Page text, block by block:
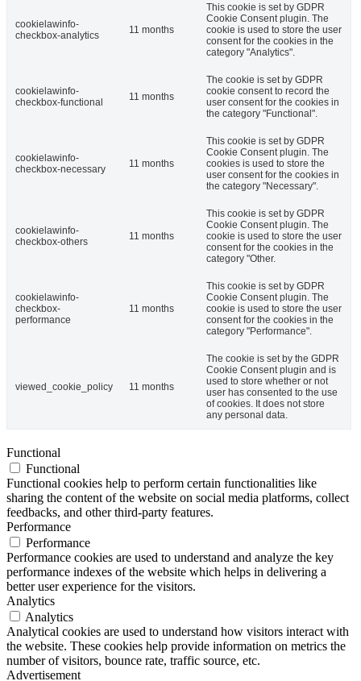
cookielawinfo-
checkbox-analytics
11 months
This cookie is set by GDPR
Cookie Consent plugin. The
cookie is used to store the user
consent for the cookies in the
category "Analytics".
cookielawinfo-
checkbox-functional
11 months
The cookie is set by GDPR
cookie consent to record the
user consent for the cookies in
the category "Functional".
cookielawinfo-
checkbox-necessary
11 months
This cookie is set by GDPR
Cookie Consent plugin. The
cookies is used to store the
user consent for the cookies in
the category "Necessary".
cookielawinfo-
checkbox-others
11 months
This cookie is set by GDPR
Cookie Consent plugin. The
cookie is used to store the user
consent for the cookies in the
category "Other.
cookielawinfo-
checkbox-
performance
11 months
This cookie is set by GDPR
Cookie Consent plugin. The
cookie is used to store the user
consent for the cookies in the
category "Performance".
viewed_cookie_policy 11 months
The cookie is set by the GDPR
Cookie Consent plugin and is
used to store whether or not
user has consented to the use
of cookies. It does not store
any personal data.
Functional
Functional
Functional cookies help to perform certain functionalities like
sharing the content of the website on social media platforms, collect
feedbacks, and other third-party features.
Performance
Performance
Performance cookies are used to understand and analyze the key
performance indexes of the website which helps in delivering a
better user experience for the visitors.
Analytics
Analytics
Analytical cookies are used to understand how visitors interact with
the website. These cookies help provide information on metrics the
number of visitors, bounce rate, traffic source, etc.
Advertisement